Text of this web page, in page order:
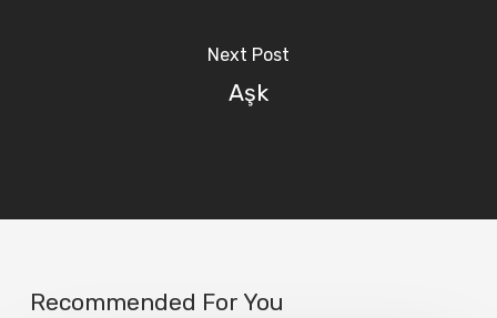
Next Post
Aşk
Recommended For You